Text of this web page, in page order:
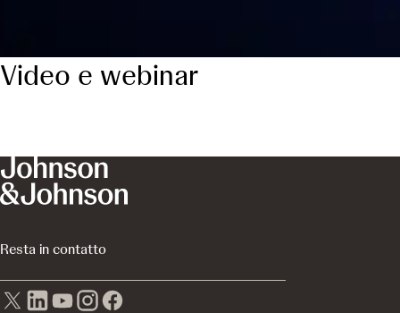
Video e webinar
Resta in contatto